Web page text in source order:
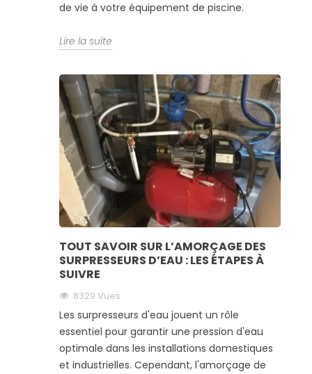
de vie à votre équipement de piscine.
Lire la suite
TOUT SAVOIR SUR L’AMORÇAGE DES
SURPRESSEURS D’EAU : LES ÉTAPES À
SUIVRE
8329 Vues
Les surpresseurs d'eau jouent un rôle
essentiel pour garantir une pression d'eau
optimale dans les installations domestiques
et industrielles. Cependant, l'amorçage de